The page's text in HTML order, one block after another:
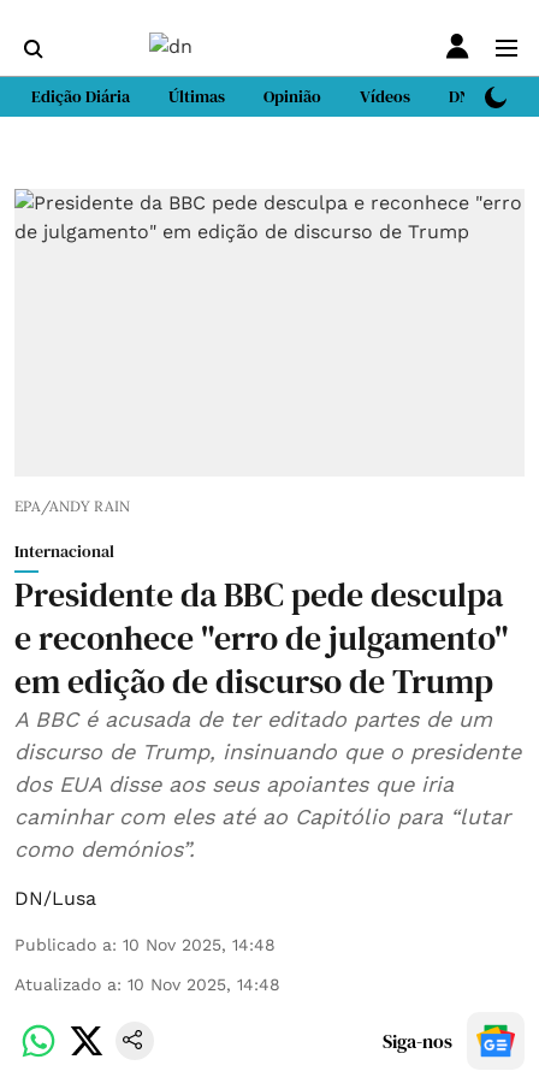
Edição Diária Últimas Opinião Vídeos DN Sport
EPA/ANDY RAIN
Internacional
Presidente da BBC pede desculpa
e reconhece "erro de julgamento"
em edição de discurso de Trump
A BBC é acusada de ter editado partes de um
discurso de Trump, insinuando que o presidente
dos EUA disse aos seus apoiantes que iria
caminhar com eles até ao Capitólio para “lutar
como demónios”.
DN/Lusa
Publicado a: 10 Nov 2025, 14:48
Atualizado a: 10 Nov 2025, 14:48
Siga-nos